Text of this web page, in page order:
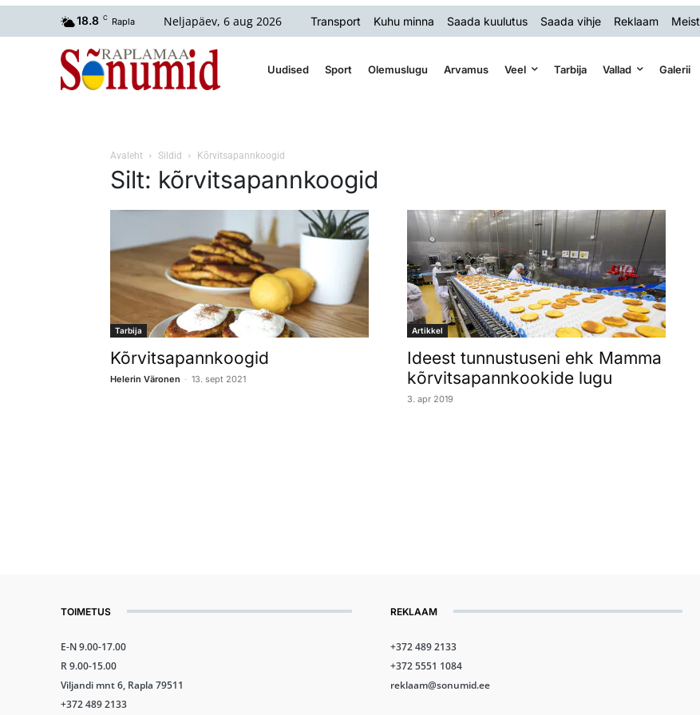
18.8 C Rapla Neljapäev, 6 aug 2026 Transport Kuhu minna Saada kuulutus Saada vihje Reklaam Meist
Uudised Sport Olemuslugu Arvamus Veel Tarbija Vallad Galerii
Avaleht Sildid Kõrvitsapannkoogid
Silt: kõrvitsapannkoogid
Tarbija
Kõrvitsapannkoogid
Helerin Väronen - 13. sept 2021
Artikkel
Ideest tunnustuseni ehk Mamma
kõrvitsapannkookide lugu
3. apr 2019
TOIMETUS
E-N 9.00-17.00
R 9.00-15.00
Viljandi mnt 6, Rapla 79511
+372 489 2133
REKLAAM
+372 489 2133
+372 5551 1084
reklaam@sonumid.ee